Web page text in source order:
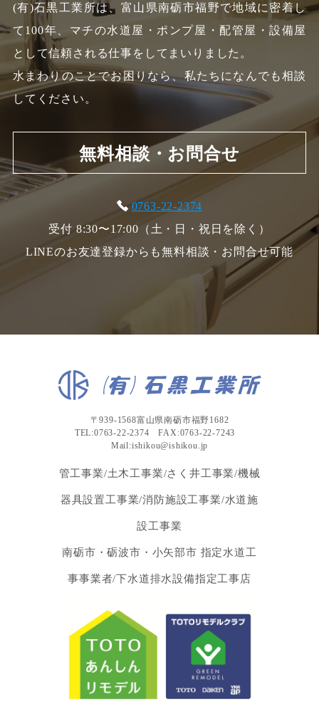
(有)石黒工業所は、富山県南砺市福野で地域に密着し
て100年、 マチの水道屋・ポンプ屋・配管屋・設備屋
として信頼される仕事をしてまいりました。
水まわりのことでお困りなら、私たちになんでも相談
してください。
無料相談・お問合せ
0763-22-2374
受付 8:30〜17:00（土・日・祝日を除く）
LINEのお友達登録からも無料相談・お問合せ可能
〒939-1568富山県南砺市福野1682
TEL:0763-22-2374 FAX:0763-22-7243
Mail:ishikou@ishikou.jp
管工事業/土木工事業/さく井工事業/機械
器具設置工事業/消防施設工事業/水道施
設工事業
南砺市・砺波市・小矢部市 指定水道工
事事業者/下水道排水設備指定工事店